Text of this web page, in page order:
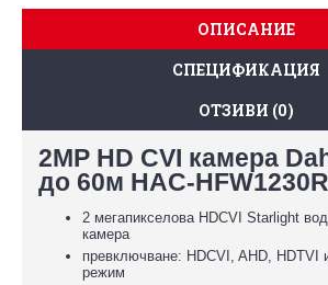
ОПИСАНИЕ
СПЕЦИФИКАЦИЯ
ОТЗИВИ (0)
2MP HD CVI камера
до 60м HAC-
2 мегапикселова HDCVI Starlight
камера
превключване: HDCVI, AHD, HDTVI
режим